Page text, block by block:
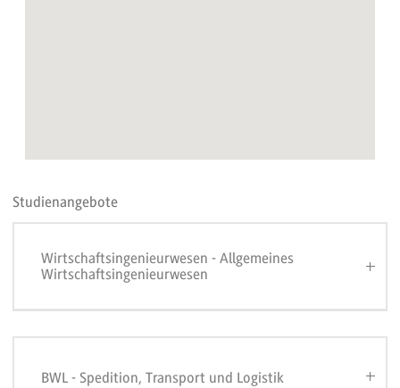
Studienangebote
Wirtschaftsingenieurwesen - Allgemeines
Wirtschaftsingenieurwesen
BWL - Spedition, Transport und Logistik